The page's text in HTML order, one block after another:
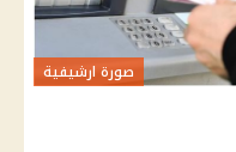
صورة ارشيفية